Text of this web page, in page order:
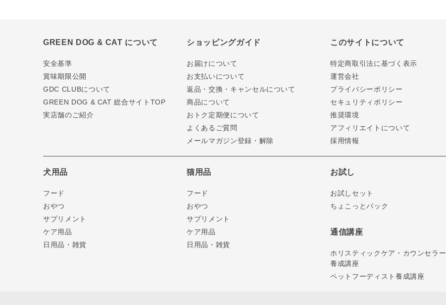
GREEN DOG & CAT について
安全基準
賞味期限公開
GDC CLUBについて
GREEN DOG & CAT 総合サイトTOP
実店舗のご紹介
ショッピングガイド
お届けについて
お支払いについて
返品・交換・キャンセルについて
商品について
おトク定期便について
よくあるご質問
メールマガジン登録・解除
このサイトについて
特定商取引法に基づく表示
運営会社
プライバシーポリシー
セキュリティポリシー
推奨環境
アフィリエイトについて
採用情報
犬用品
フード
おやつ
サプリメント
ケア用品
日用品・雑貨
猫用品
フード
おやつ
サプリメント
ケア用品
日用品・雑貨
お試し
お試しセット
ちょこっとパック
通信講座
ホリスティックケア・カウンセラー
養成講座
ペットフーディスト養成講座